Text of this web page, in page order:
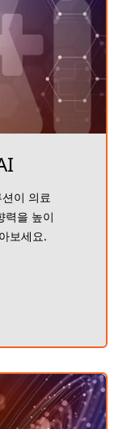
이 의료
력을 높이
보세요.